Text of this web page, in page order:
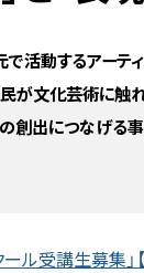
で活動するアー
が文化芸術に触
創出につなげる事
ール受講生募集